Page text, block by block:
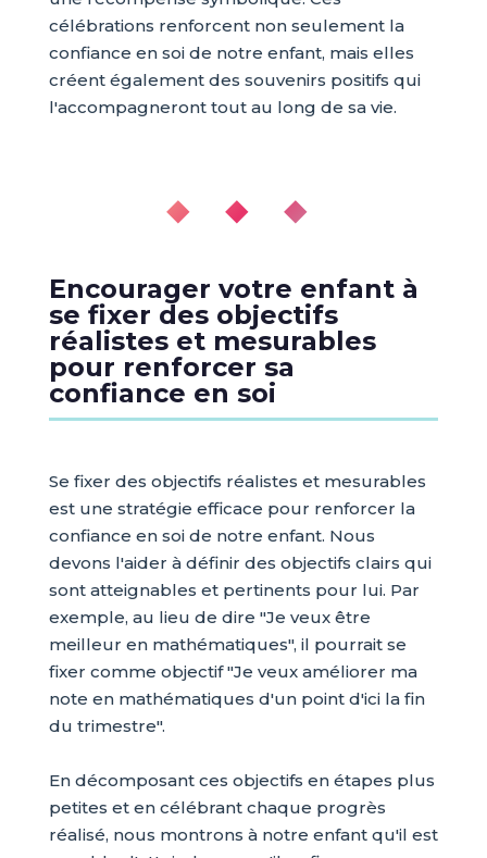
célébrations renforcent non seulement la
confiance en soi de notre enfant, mais elles
créent également des souvenirs positifs qui
l'accompagneront tout au long de sa vie.
◆ ◆ ◆
Encourager votre enfant à
se fixer des objectifs
réalistes et mesurables
pour renforcer sa
confiance en soi
Se fixer des objectifs réalistes et mesurables
est une stratégie efficace pour renforcer la
confiance en soi de notre enfant. Nous
devons l'aider à définir des objectifs clairs qui
sont atteignables et pertinents pour lui. Par
exemple, au lieu de dire "Je veux être
meilleur en mathématiques", il pourrait se
fixer comme objectif "Je veux améliorer ma
note en mathématiques d'un point d'ici la fin
du trimestre".
En décomposant ces objectifs en étapes plus
petites et en célébrant chaque progrès
réalisé, nous montrons à notre enfant qu'il est